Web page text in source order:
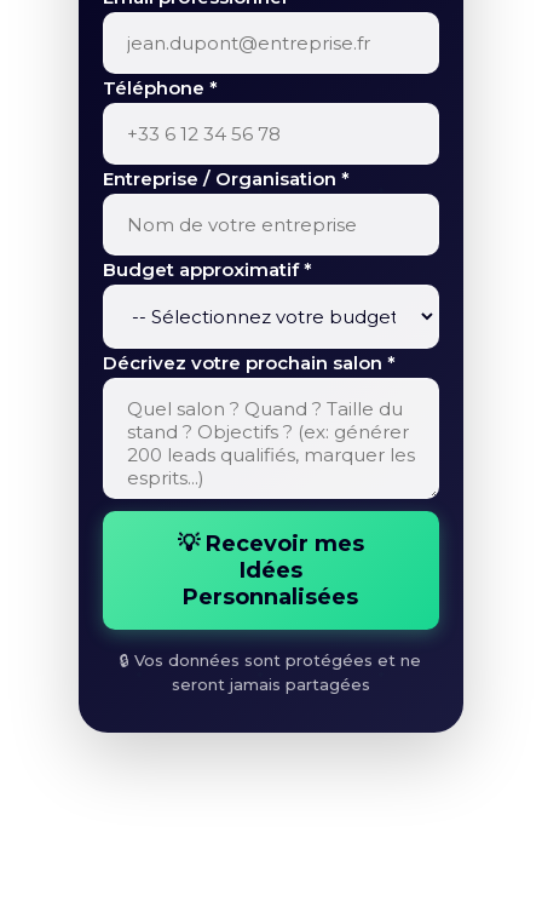
Téléphone *
Entreprise / Organisation *
Budget approximatif *
Décrivez votre prochain salon *
💡 Recevoir mes
Idées
Personnalisées
🔒 Vos données sont protégées et ne
seront jamais partagées